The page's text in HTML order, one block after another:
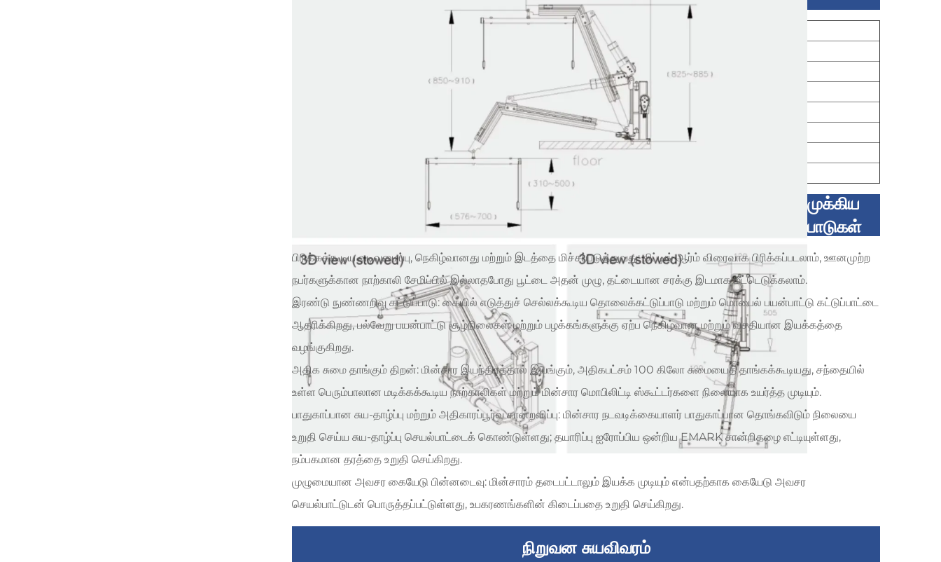
லிஃப்டிங் ராட்டின் ஸ்ட்ரோக்
540-700 மிமீ
கார் டிரங்க்கில்
கடிகார திசை அல்லது எதிர் கடிகார திசை
முக்கிய
பாடுகள்
பிரிக்கக்கூடிய வடிவமைப்பு, நெகிழ்வானது மற்றும் இடத்தை மிச்சப்படுத்துவது: லிப்டிங் ஆர்ம் விரைவாக பிரிக்கப்படலாம், ஊனமுற்ற
நபர்களுக்கான நாற்காலி சேமிப்பில் இல்லாதபோது பூட்டை அதன் முழு, தட்டையான சரக்கு இடமாக மீட்டெடுக்கலாம்.
இரண்டு நுண்ணறிவு கட்டுப்பாடு: கையில் எடுத்துச் செல்லக்கூடிய தொலைக்கட்டுப்பாடு மற்றும் மொபைல் பயன்பாட்டு கட்டுப்பாட்டை
ஆதரிக்கிறது, பல்வேறு பயன்பாட்டு சூழ்நிலைகள் மற்றும் பழக்கங்களுக்கு ஏற்ப நெகிழ்வான மற்றும் வசதியான இயக்கத்தை
வழங்குகிறது.
அதிக சுமை தாங்கும் திறன்: மின்சார இயந்திரத்தால் இயங்கும், அதிகபட்சம் 100 கிலோ சுமையைத் தாங்கக்கூடியது, சந்தையில்
உள்ள பெரும்பாலான மடிக்கக்கூடிய நாற்காலிகள் மற்றும் மின்சார மொபிலிட்டி ஸ்கூட்டர்களை நிலையாக உயர்த்த முடியும்.
பாதுகாப்பான சுய-தாழ்ப்பு மற்றும் அதிகாரப்பூர்வ சான்றளிப்பு: மின்சார நடவடிக்கையாளர் பாதுகாப்பான தொங்கவிடும் நிலையை
உறுதி செய்ய சுய-தாழ்ப்பு செயல்பாட்டைக் கொண்டுள்ளது; தயாரிப்பு ஐரோப்பிய ஒன்றிய EMARK சான்றிதழை எட்டியுள்ளது,
நம்பகமான தரத்தை உறுதி செய்கிறது.
முழுமையான அவசர கையேடு பின்னடைவு: மின்சாரம் தடைபட்டாலும் இயக்க முடியும் என்பதற்காக கையேடு அவசர
செயல்பாட்டுடன் பொருத்தப்பட்டுள்ளது, உபகரணங்களின் கிடைப்பதை உறுதி செய்கிறது.
நிறுவன சுயவிவரம்